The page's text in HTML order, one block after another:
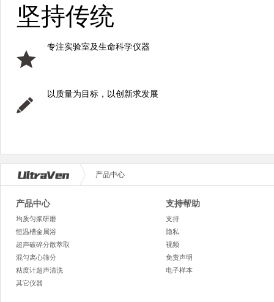
坚持传统
专注实验室及生命科学仪器
以质量为目标，以创新求发展
产品中心
产品中心
均质匀浆研磨
恒温槽金属浴
超声破碎分散萃取
混匀离心筛分
粘度计超声清洗
其它仪器
支持帮助
支持
隐私
视频
免责声明
电子样本